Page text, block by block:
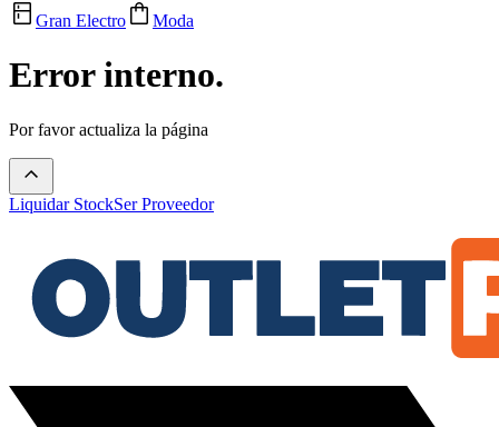
Gran Electro
Moda
Error interno.
Por favor actualiza la página
Liquidar StockSer Proveedor